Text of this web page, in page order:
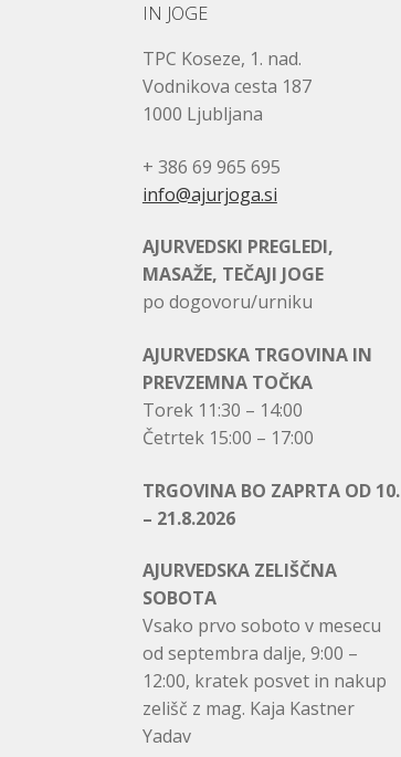
IN JOGE
TPC Koseze, 1. nad.
Vodnikova cesta 187
1000 Ljubljana
+ 386 69 965 695
info@ajurjoga.si
AJURVEDSKI PREGLEDI,
MASAŽE, TEČAJI JOGE
po dogovoru/urniku
AJURVEDSKA TRGOVINA IN
PREVZEMNA TOČKA
Torek 11:30 – 14:00
Četrtek 15:00 – 17:00
TRGOVINA BO ZAPRTA OD 10.
– 21.8.2026
AJURVEDSKA ZELIŠČNA
SOBOTA
Vsako prvo soboto v mesecu
od septembra dalje, 9:00 –
12:00, kratek posvet in nakup
zelišč z mag. Kaja Kastner
Yadav